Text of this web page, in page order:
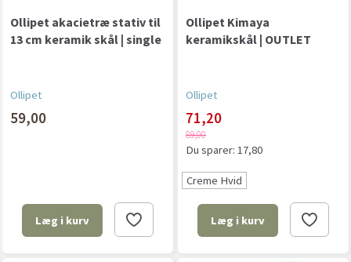
Ollipet akacietræ stativ til
13 cm keramik skål | single
Ollipet
59,00
Læg i kurv
Ollipet Kimaya
keramikskål | OUTLET
Ollipet
71,20
89,00
Du sparer: 17,80
Creme Hvid
Læg i kurv